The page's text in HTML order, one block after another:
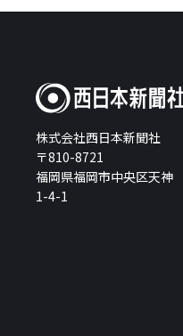
株式会社西日本新聞社
〒810-8721
福岡県福岡市中央区天神
1-4-1